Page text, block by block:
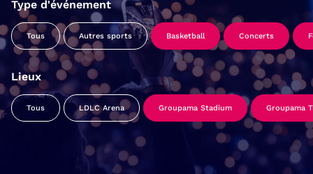
Type d'événement
Tous Autres sports Basketball Concerts
Lieux
Tous LDLC Arena Groupama Stadium Groupama